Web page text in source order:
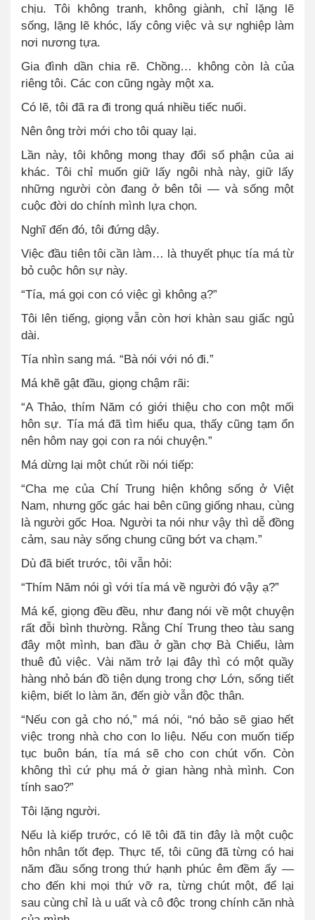
chịu. Tôi không tranh, không giành, chỉ lặng lẽ
sống, lặng lẽ khóc, lấy công việc và sự nghiệp làm
nơi nương tựa.
Gia đình dần chia rẽ. Chồng… không còn là của
riêng tôi. Các con cũng ngày một xa.
Có lẽ, tôi đã ra đi trong quá nhiều tiếc nuối.
Nên ông trời mới cho tôi quay lại.
Lần này, tôi không mong thay đổi số phận của ai
khác. Tôi chỉ muốn giữ lấy ngôi nhà này, giữ lấy
những người còn đang ở bên tôi — và sống một
cuộc đời do chính mình lựa chọn.
Nghĩ đến đó, tôi đứng dậy.
Việc đầu tiên tôi cần làm… là thuyết phục tía má từ
bỏ cuộc hôn sự này.
“Tía, má gọi con có việc gì không ạ?”
Tôi lên tiếng, giọng vẫn còn hơi khàn sau giấc ngủ
dài.
Tía nhìn sang má. “Bà nói với nó đi.”
Má khẽ gật đầu, giọng chậm rãi:
“A Thảo, thím Năm có giới thiệu cho con một mối
hôn sự. Tía má đã tìm hiểu qua, thấy cũng tạm ổn
nên hôm nay gọi con ra nói chuyện.”
Má dừng lại một chút rồi nói tiếp:
“Cha mẹ của Chí Trung hiện không sống ở Việt
Nam, nhưng gốc gác hai bên cũng giống nhau, cùng
là người gốc Hoa. Người ta nói như vậy thì dễ đồng
cảm, sau này sống chung cũng bớt va chạm.”
Dù đã biết trước, tôi vẫn hỏi:
“Thím Năm nói gì với tía má về người đó vậy ạ?”
Má kể, giọng đều đều, như đang nói về một chuyện
rất đỗi bình thường. Rằng Chí Trung theo tàu sang
đây một mình, ban đầu ở gần chợ Bà Chiểu, làm
thuê đủ việc. Vài năm trở lại đây thì có một quầy
hàng nhỏ bán đồ tiện dụng trong chợ Lớn, sống tiết
kiệm, biết lo làm ăn, đến giờ vẫn độc thân.
“Nếu con gả cho nó,” má nói, “nó bảo sẽ giao hết
việc trong nhà cho con lo liệu. Nếu con muốn tiếp
tục buôn bán, tía má sẽ cho con chút vốn. Còn
không thì cứ phụ má ở gian hàng nhà mình. Con
tính sao?”
Tôi lặng người.
Nếu là kiếp trước, có lẽ tôi đã tin đây là một cuộc
hôn nhân tốt đẹp. Thực tế, tôi cũng đã từng có hai
năm đầu sống trong thứ hạnh phúc êm đềm ấy —
cho đến khi mọi thứ vỡ ra, từng chút một, để lại
sau cùng chỉ là u uất và cô độc trong chính căn nhà